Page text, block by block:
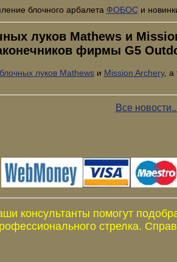
блочного арбалета ФОБОСи
луков Mathews и
фирмы G5
блочных луков Mathewsи Mission Archery, а
Все
консультанты помогут
стрелка.